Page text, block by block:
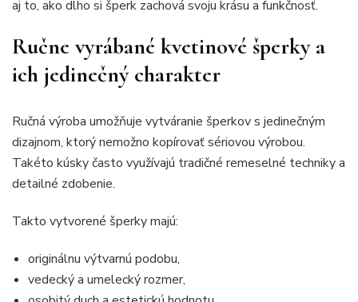
aj to, ako dlho si šperk zachová svoju krásu a funkčnosť.
Ručne vyrábané kvetinové šperky a
ich jedinečný charakter
Ručná výroba umožňuje vytváranie šperkov s jedinečným
dizajnom, ktorý nemožno kopírovať sériovou výrobou.
Takéto kúsky často využívajú tradičné remeselné techniky a
detailné zdobenie.
Takto vytvorené šperky majú:
originálnu výtvarnú podobu,
vedecký a umelecký rozmer,